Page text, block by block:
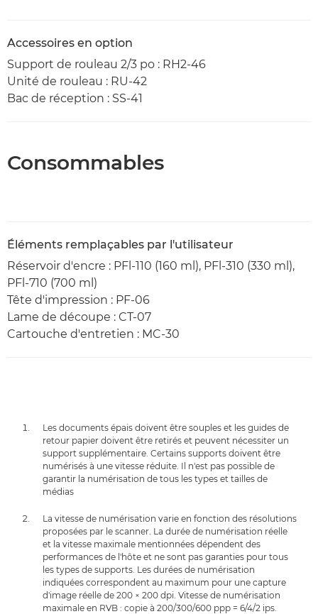
Accessoires en option
Support de rouleau 2/3 po : RH2-46
Unité de rouleau : RU-42
Bac de réception : SS-41
Consommables
Éléments remplaçables par l'utilisateur
Réservoir d'encre : PFl-110 (160 ml), PFl-310 (330 ml),
PFl-710 (700 ml)
Tête d'impression : PF-06
Lame de découpe : CT-07
Cartouche d'entretien : MC-30
Les documents épais doivent être souples et les guides de
retour papier doivent être retirés et peuvent nécessiter un
support supplémentaire. Certains supports doivent être
numérisés à une vitesse réduite. Il n'est pas possible de
garantir la numérisation de tous les types et tailles de
médias
La vitesse de numérisation varie en fonction des résolutions
proposées par le scanner. La durée de numérisation réelle
et la vitesse maximale mentionnées dépendent des
performances de l'hôte et ne sont pas garanties pour tous
les types de supports. Les durées de numérisation
indiquées correspondent au maximum pour une capture
d'image réelle de 200 × 200 dpi. Vitesse de numérisation
maximale en RVB : copie à 200/300/600 ppp = 6/4/2 ips.